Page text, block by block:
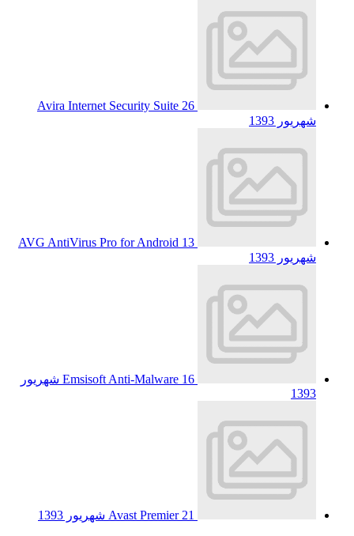
Avira Internet Security Suite 26
شهریور 1393
AVG AntiVirus Pro for Android 13
شهریور 1393
Emsisoft Anti-Malware 16 شهریور
1393
Avast Premier 21 شهریور 1393